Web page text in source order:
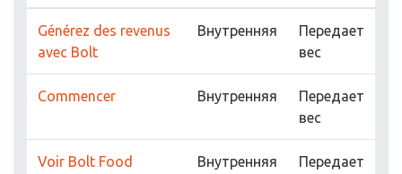
Générez des revenus
avec Bolt
Внутренняя
Передает
вес
Commencer Внутренняя
Передает
вес
Voir Bolt Food Внутренняя
Передает